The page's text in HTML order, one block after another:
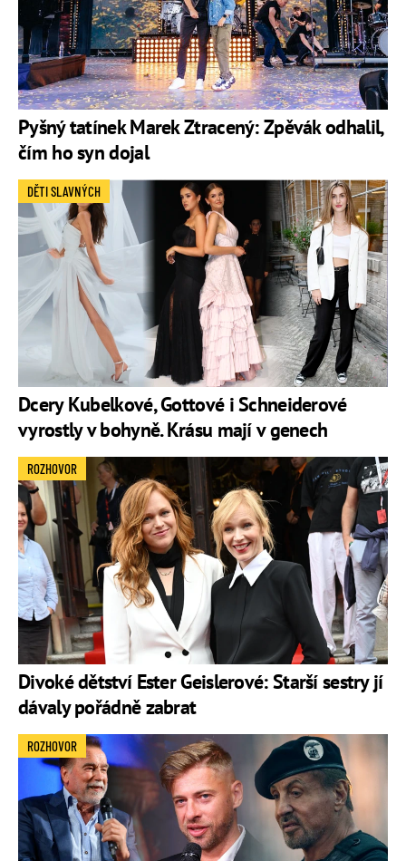
Pyšný tatínek Marek Ztracený: Zpěvák odhalil,
čím ho syn dojal
Dcery Kubelkové, Gottové i Schneiderové
vyrostly v bohyně. Krásu mají v genech
DĚTI SLAVNÝCH
Divoké dětství Ester Geislerové: Starší sestry jí
dávaly pořádně zabrat
ROZHOVOR
ROZHOVOR